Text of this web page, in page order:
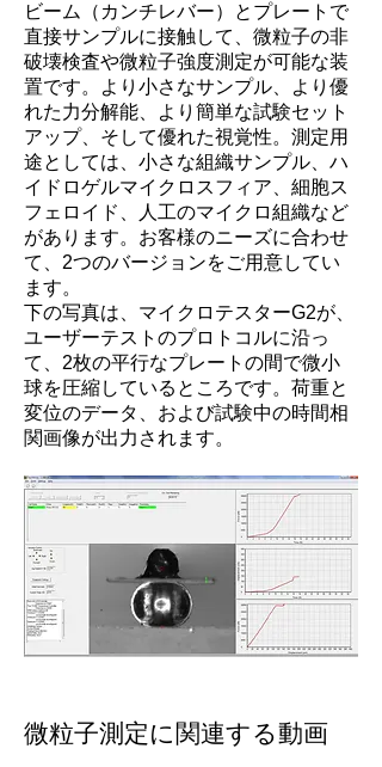
ビーム（カンチレバー）とプレートで
直接サンプルに接触して、微粒子の非
破壊検査や微粒子強度測定が可能な装
置です。より小さなサンプル、より優
れた力分解能、より簡単な試験セット
アップ、そして優れた視覚性。測定用
途としては、小さな組織サンプル、ハ
イドロゲルマイクロスフィア、細胞ス
フェロイド、人工のマイクロ組織など
があります。お客様のニーズに合わせ
て、2つのバージョンをご用意してい
ます。
下の写真は、マイクロテスターG2が、
ユーザーテストのプロトコルに沿っ
て、2枚の平行なプレートの間で微小
球を圧縮しているところです。荷重と
変位のデータ、および試験中の時間相
関画像が出力されます。
微粒子測定に関連する動画